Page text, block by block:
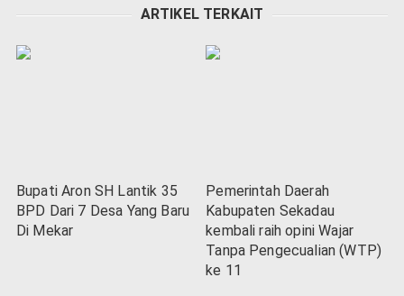
ARTIKEL TERKAIT
Bupati Aron SH Lantik 35
BPD Dari 7 Desa Yang Baru
Di Mekar
Pemerintah Daerah
Kabupaten Sekadau
kembali raih opini Wajar
Tanpa Pengecualian (WTP)
ke 11